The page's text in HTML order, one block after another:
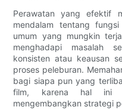
Perawatan yang efektif
mendalam tentang
umum yang mungkin
menghadapi masalah
konsisten atau keausan
proses peleburan.
bagi siapa pun yang
film, karena hal ini
mengembangkan strategi